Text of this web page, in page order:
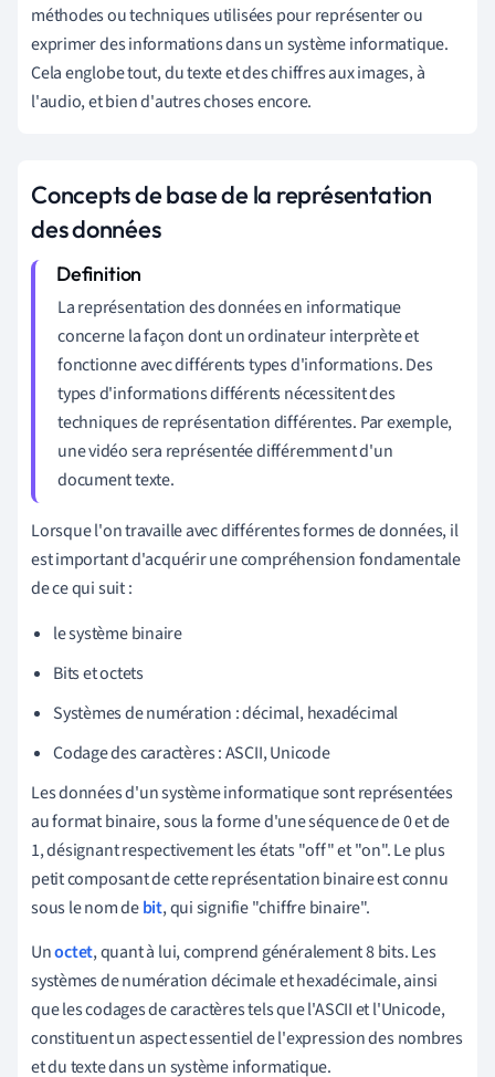
méthodes ou techniques utilisées pour représenter ou
exprimer des informations dans un système informatique.
Cela englobe tout, du texte et des chiffres aux images, à
l'audio, et bien d'autres choses encore.
Concepts de base de la représentation
des données
La représentation des données en informatique
concerne la façon dont un ordinateur interprète et
fonctionne avec différents types d'informations. Des
types d'informations différents nécessitent des
techniques de représentation différentes. Par exemple,
une vidéo sera représentée différemment d'un
document texte.
Lorsque l'on travaille avec différentes formes de données, il
est important d'acquérir une compréhension fondamentale
de ce qui suit :
le système binaire
Bits et octets
Systèmes de numération : décimal, hexadécimal
Codage des caractères : ASCII, Unicode
Les données d'un système informatique sont représentées
au format binaire, sous la forme d'une séquence de 0 et de
1, désignant respectivement les états "off" et "on". Le plus
petit composant de cette représentation binaire est connu
sous le nom debit, qui signifie "chiffre binaire".
Unoctet, quant à lui, comprend généralement 8 bits. Les
systèmes de numération décimale et hexadécimale, ainsi
que les codages de caractères tels que l'ASCII et l'Unicode,
constituent un aspect essentiel de l'expression des nombres
et du texte dans un système informatique.